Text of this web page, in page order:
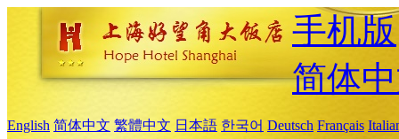
手机版
简体
English 简体中文 繁體中文 日本語 한국어 Deutsch Français